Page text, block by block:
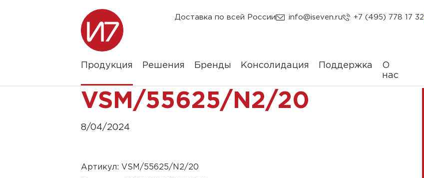
Доставка по всей России info@iseven.ru +7 (495) 778 17 32
Продукция Решения Бренды Консолидация Поддержка
О
нас
VSM/55625/N2/20
8/04/2024
Артикул: VSM/55625/N2/20